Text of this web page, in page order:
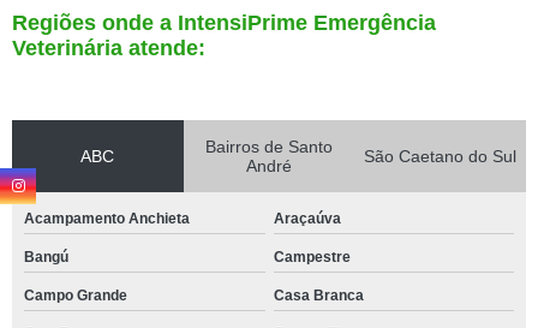
Regiões onde a IntensiPrime Emergência
Veterinária atende:
ABC
Bairros de Santo
André
São Caetano do Sul
Acampamento Anchieta Araçaúva
Bangú Campestre
Campo Grande Casa Branca